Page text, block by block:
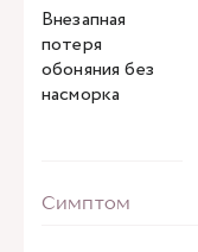
Внезапная
потеря
обоняния без
насморка